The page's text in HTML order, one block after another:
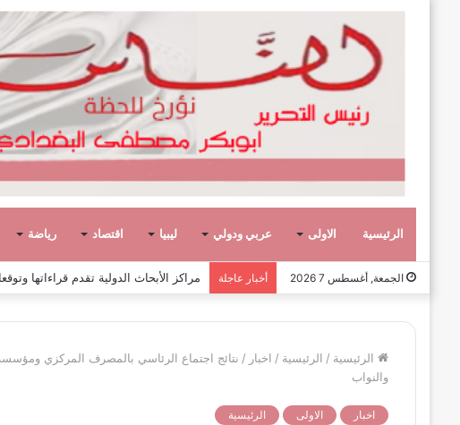
الرئيسية الاولى عربي ودولي ليبيا اقتصاد رياضة
الجمعة, أغسطس 7 2026 أخبار عاجلة عشر حكومات وأحد عشر تشكيلاً وزارياً في ليبيا
الرئيسية / الرئيسية / اخبار / نتائج اجتماع الرئاسي بالمصرف المركزي ومؤسسة
والنواب
اخبار الاولى الرئيسية